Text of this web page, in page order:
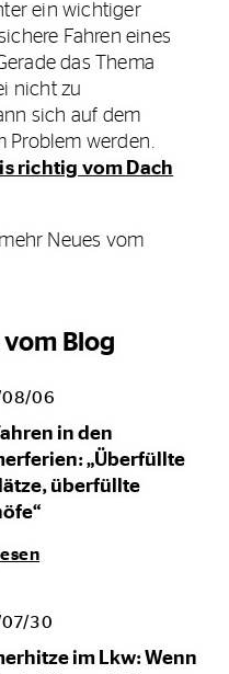
ein wichtiger
Fahren eines
das Thema
nicht zu
sich auf dem
Problem werden.
richtig vom Dach
Neues vom
vom Blog
06
in den
„Überfüllte
überfüllte
30
im Lkw: Wenn